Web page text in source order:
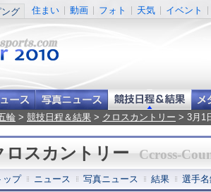
グ 住まい 動画 フォト 天気 イベント
輪 > 競技日程＆結果 > クロスカントリー > 3月1
ロスカントリー Ccross-
ップ ニュース 写真ニュース 結果 選手